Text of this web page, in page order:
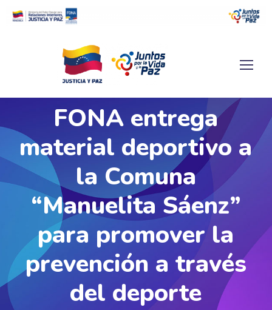
FONA entrega
material deportivo a
la Comuna
“Manuelita Sáenz”
para promover la
prevención a través
del deporte